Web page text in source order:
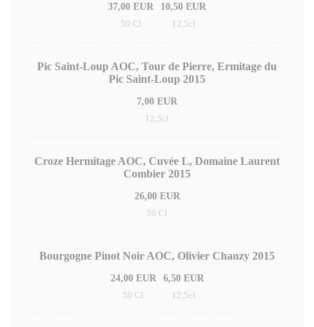
37,00 EUR
50 Cl
10,50 EUR
12,5cl
Pic Saint-Loup AOC, Tour de Pierre, Ermitage du
Pic Saint-Loup 2015
7,00 EUR
12,5cl
Croze Hermitage AOC, Cuvée L, Domaine Laurent
Combier 2015
26,00 EUR
50 Cl
Bourgogne Pinot Noir AOC, Olivier Chanzy 2015
24,00 EUR
50 Cl
6,50 EUR
12,5cl